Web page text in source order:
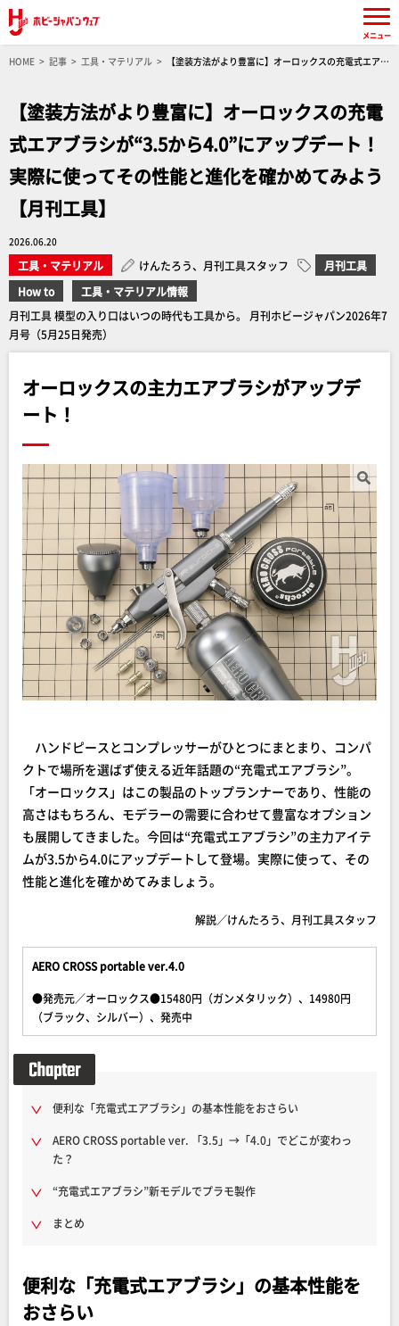
HOME 記事 工具・マテリアル
【塗装方法がより豊富に】オーロックスの充電式エアブ
【塗装方法がより豊富に】オーロックスの充電
式エアブラシが“3.5から4.0”にアップデート！
実際に使ってその性能と進化を確かめてみよう
【月刊工具】
2026.06.20
工具・マテリアル けんたろう、月刊工具スタッフ
月刊工具
How to
工具・マテリアル情報
月刊工具 模型の入り口はいつの時代も工具から。 月刊ホビージャパン2026年7
月号（5月25日発売）
オーロックスの主力エアブラシがアップデ
ート！
ハンドピースとコンプレッサーがひとつにまとまり、コンパ
クトで場所を選ばず使える近年話題の“充電式エアブラシ”。
「オーロックス」はこの製品のトップランナーであり、性能の
高さはもちろん、モデラーの需要に合わせて豊富なオプション
も展開してきました。今回は“充電式エアブラシ”の主力アイテ
ムが3.5から4.0にアップデートして登場。実際に使って、その
性能と進化を確かめてみましょう。
解説／けんたろう、月刊工具スタッフ
AERO CROSS portable ver.4.0
●発売元／オーロックス●15480円（ガンメタリック）、14980円
（ブラック、シルバー）、発売中
便利な「充電式エアブラシ」の基本性能をおさらい
AERO CROSS portable ver. 「3.5」→「4.0」でどこが変わっ
た？
“充電式エアブラシ”新モデルでプラモ製作
まとめ
便利な「充電式エアブラシ」の基本性能を
おさらい
メニュー